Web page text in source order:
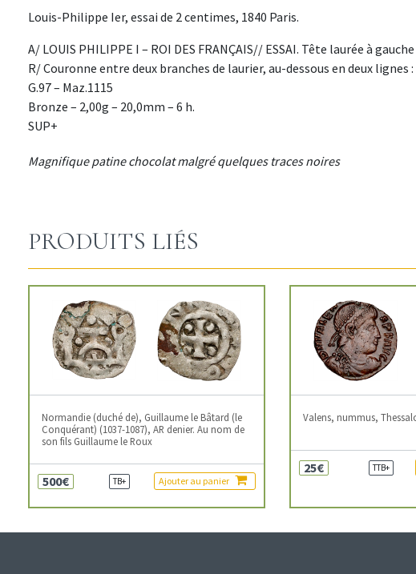
Louis-Philippe Ier, essai de 2 centimes, 1840 Paris.
A/ LOUIS PHILIPPE I – ROI DES FRANÇAIS// ESSAI. Tête laurée à
R/ Couronne entre deux branches de laurier, au-dessous en deux lignes
G.97 – Maz.1115
Bronze – 2,00g – 20,0mm – 6 h.
SUP+
Magnifique patine chocolat malgré quelques traces noires
PRODUITS LIÉS
Normandie (duché de), Guillaume le Bâtard (le
Conquérant) (1037-1087), AR denier. Au nom de
son fils Guillaume le Roux
500€ TB+ Ajouter au panier
Valens, nummus,
25€ TTB+